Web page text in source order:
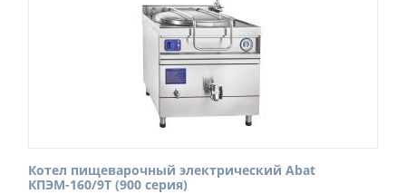
Котел пищеварочный электрический Abat
КПЭМ-160/9Т (900 серия)